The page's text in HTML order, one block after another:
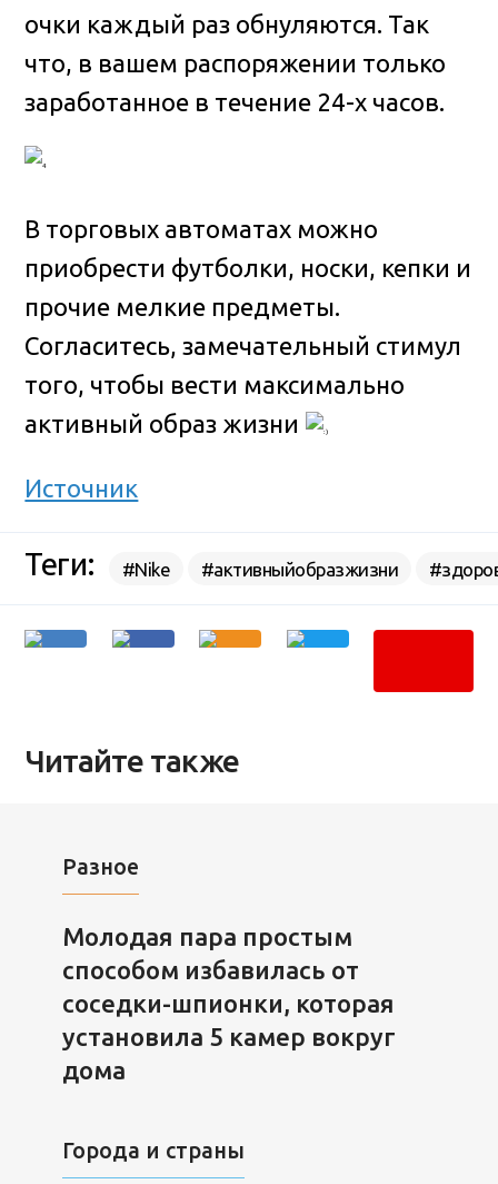
очки каждый раз обнуляются. Так
что, в вашем распоряжении только
заработанное в течение 24-х часов.
В торговых автоматах можно
приобрести футболки, носки, кепки и
прочие мелкие предметы.
Согласитесь, замечательный стимул
того, чтобы вести максимально
активный образ жизни
Источник
Теги: #Nike #активныйобразжизни
Читайте также
Разное
Молодая пара простым
способом избавилась от
соседки-шпионки, которая
установила 5 камер вокруг
дома
Города и страны